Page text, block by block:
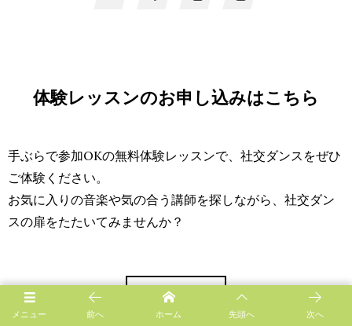
体験レッスンのお申し込みはこちら
手ぶらで参加OKの無料体験レッスンで、社交ダンスをぜひ
ご体験ください。
お気に入りの音楽や気の合う講師を探しながら、社交ダン
スの扉をたたいてみませんか？
CONTACT
メニュー 前へ ホーム 先頭へ 次へ